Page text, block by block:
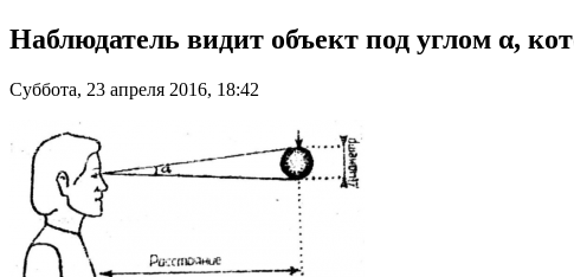
Наблюдатель видит объект под углом α,
Суббота, 23 апреля 2016, 18:42